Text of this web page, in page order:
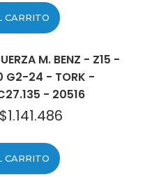
CARRITO
M. BENZ - Z15 -
G2-24 - TORK -
- 20516
$1.141.486
CARRITO